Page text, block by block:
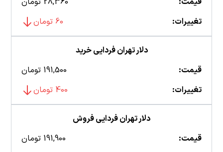
تغییرات:
60 تومان
دلار تهران فردایی خرید
قیمت:
191,500 تومان
تغییرات:
400 تومان
دلار تهران فردایی فروش
قیمت:
191,900 تومان